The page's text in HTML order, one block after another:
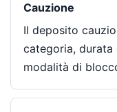
Cauzione
Il deposito
categoria,
modalità di